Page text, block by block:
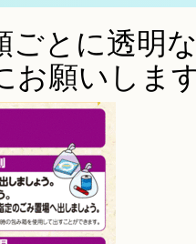
ごとに透明
お願いしま